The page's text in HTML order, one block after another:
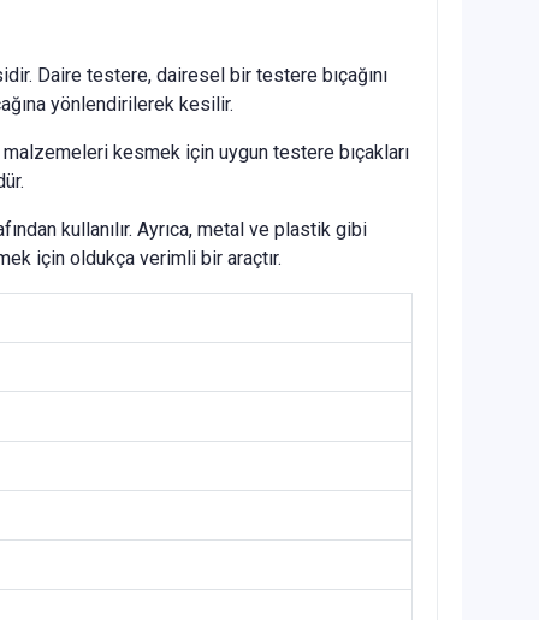
Daire testere, dairesel bir testere bıçağını
yönlendirilerek kesilir.
kesmek için uygun testere bıçakları
kullanılır. Ayrıca, metal ve plastik gibi
için oldukça verimli bir araçtır.